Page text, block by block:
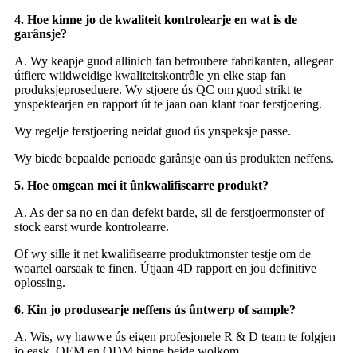
4. Hoe kinne jo de kwaliteit kontrolearje en wat is de
garânsje?
A. Wy keapje guod allinich fan betroubere fabrikanten, allegear
útfiere wiidweidige kwaliteitskontrôle yn elke stap fan
produksjeproseduere. Wy stjoere ús QC om guod strikt te
ynspektearjen en rapport út te jaan oan klant foar ferstjoering.
Wy regelje ferstjoering neidat guod ús ynspeksje passe.
Wy biede bepaalde perioade garânsje oan ús produkten neffens.
5. Hoe omgean mei it ûnkwalifisearre produkt?
A. As der sa no en dan defekt barde, sil de ferstjoermonster of
stock earst wurde kontrolearre.
Of wy sille it net kwalifisearre produktmonster testje om de
woartel oarsaak te finen. Útjaan 4D rapport en jou definitive
oplossing.
6. Kin jo produsearje neffens ús ûntwerp of sample?
A. Wis, wy hawwe ús eigen profesjonele R & D team te folgjen